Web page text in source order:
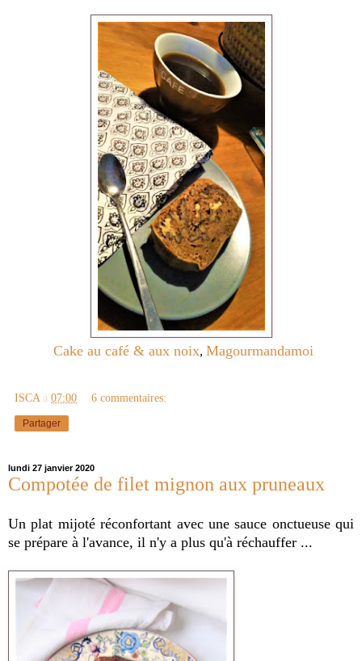
Cake au café & aux noix, Magourmandamoi
ISCA à 07:00 6 commentaires:
Partager
lundi 27 janvier 2020
Compotée de filet mignon aux pruneaux
Un plat mijoté réconfortant avec une sauce onctueuse qui
se prépare à l'avance, il n'y a plus qu'à réchauffer ...